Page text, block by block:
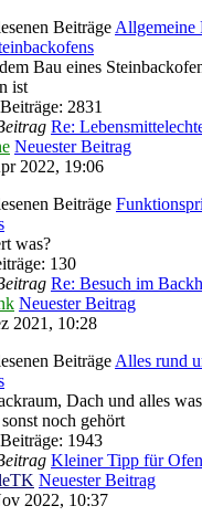
Allgemeine
Bau eines
ist
Beiträge: 2831
Re:
Neuester Beitrag
2022, 19:06
was?
: 130
Re: Besuch im
Neuester Beitrag
2021, 10:28
Alles rund
Dach und alles
noch gehört
Beiträge: 1943
Kleiner Tipp für
Neuester Beitrag
2022, 10:37